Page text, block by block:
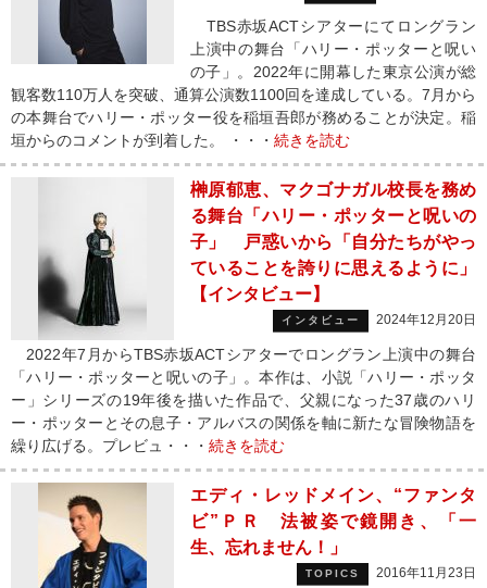
TBS赤坂ACTシアターにてロングラン
上演中の舞台「ハリー・ポッターと呪い
の子」。2022年に開幕した東京公演が総
観客数110万人を突破、通算公演数1100回を達成している。7月から
の本舞台でハリー・ポッター役を稲垣吾郎が務めることが決定。稲
垣からのコメントが到着した。 ・・・ 続きを読む
榊原郁恵、マクゴナガル校長を務め
る舞台「ハリー・ポッターと呪いの
子」 戸惑いから「自分たちがやっ
ていることを誇りに思えるように」
【インタビュー】
インタビュー 2024年12月20日
2022年7月からTBS赤坂ACTシアターでロングラン上演中の舞台
「ハリー・ポッターと呪いの子」。本作は、小説「ハリー・ポッタ
ー」シリーズの19年後を描いた作品で、父親になった37歳のハリ
ー・ポッターとその息子・アルバスの関係を軸に新たな冒険物語を
繰り広げる。プレビュ・・・ 続きを読む
エディ・レッドメイン、“ファンタ
ビ”ＰＲ 法被姿で鏡開き、「一
生、忘れません！」
TOPICS 2016年11月23日